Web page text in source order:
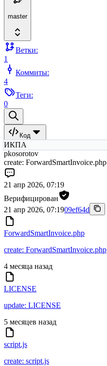
master
Ветки:
1
Коммиты:
4
Теги:
0
Код
ИКПА
pkosorotov
create: ForwardSmartInvoice.php
21 апр 2026, 07:19
Верифицирован
21 апр 2026, 07:1909ef64d
ForwardSmartInvoice.php
create: ForwardSmartInvoice.php
4 месяца назад
LICENSE
update: LICENSE
5 месяцев назад
script.js
create: script.js